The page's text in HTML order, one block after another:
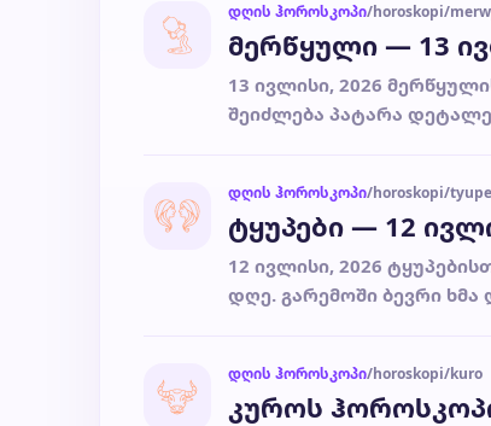
დღის ჰოროსკოპი/horoskopi/
მერწყული — 13
13 ივლისი, 2026
შეიძლება პატარა
დღის ჰოროსკოპი/horoskopi/
ტყუპები — 12
12 ივლისი, 2026
დღე. გარემოში ბევრი ხმა
დღის ჰოროსკოპი/horoskopi/kuro
კუროს